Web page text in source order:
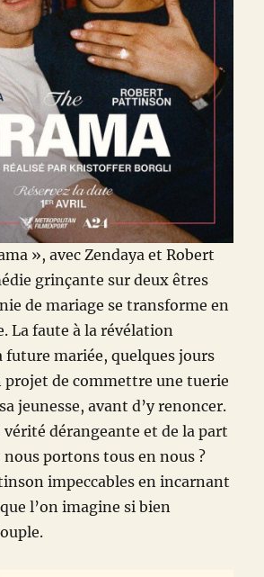
», avec Zendaya et Robert
grinçante sur deux êtres
de mariage se transforme en
La faute à la révélation
future mariée, quelques jours
projet de commettre une tuerie
jeunesse, avant d’y renoncer.
vérité dérangeante et de la part
nous portons tous en nous ?
impeccables en incarnant
l’on imagine si bien